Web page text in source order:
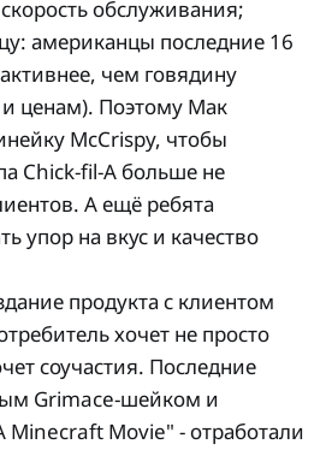
обслуживания;
американцы последние 16
чем говядину
ценам). Поэтому Мак
McCrispy, чтобы
Chick-fil-A больше не
А ещё ребята
упор на вкус и качество
продукта с клиентом
хочет не просто
соучастия. Последние
Grimace-шейком и
Minecraft Movie" - отработали